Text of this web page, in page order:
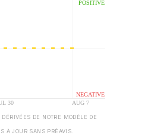
DE NOTRE MODÈLE DE
À JOUR SANS PRÉAVIS.